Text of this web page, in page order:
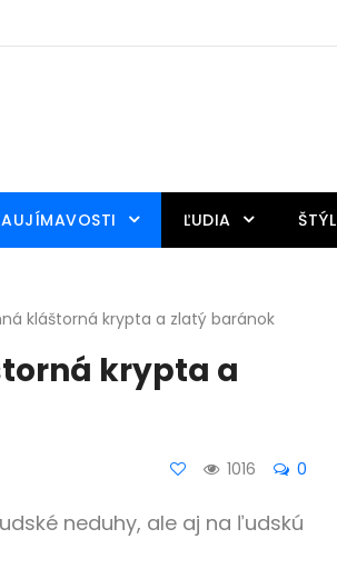
ĽUDIA ŠTÝL
kláštorná krypta a zlatý baránok
krypta a
1016 0
neduhy, ale aj na ľudskú